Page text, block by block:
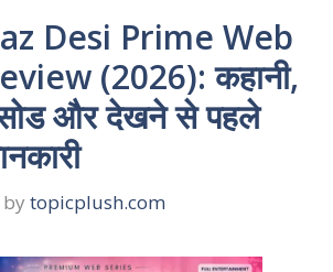
Desi Prime Web
(2026): कहानी,
और देखने से पहले
by topicplush.com